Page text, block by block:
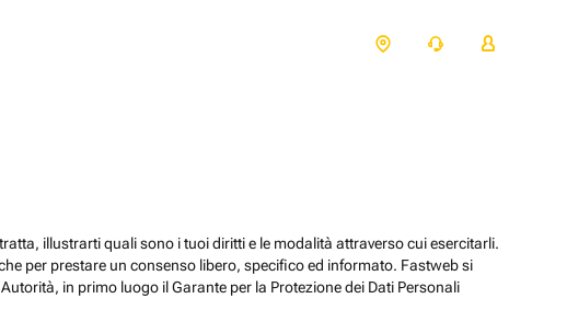
illustrarti quali sono i tuoi diritti e le modalità attraverso cui esercitarli.
per prestare un consenso libero, specifico ed informato. Fastweb si
in primo luogo il Garante per la Protezione dei Dati Personali